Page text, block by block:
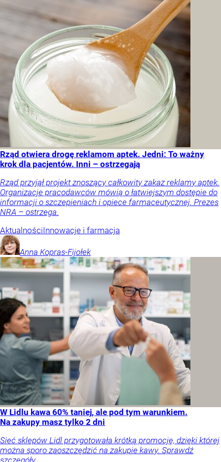
Rząd otwiera drogę reklamom aptek. Jedni: To ważny
krok dla pacjentów. Inni – ostrzegają
Rząd przyjął projekt znoszący całkowity zakaz reklamy aptek.
Organizacje pracodawców mówią o łatwiejszym dostępie do
informacji o szczepieniach i opiece farmaceutycznej. Prezes
NRA – ostrzega.
AktualnościInnowacje i farmacja
Anna Kopras-Fijołek
W Lidlu kawa 60% taniej, ale pod tym warunkiem.
Na zakupy masz tylko 2 dni
Sieć sklepów Lidl przygotowała krótką promocję, dzięki której
można sporo zaoszczędzić na zakupie kawy. Sprawdź